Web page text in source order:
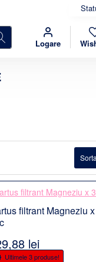
Logare
PRODUS
filtrant Magneziu
Ultimele 3 produse!
lei